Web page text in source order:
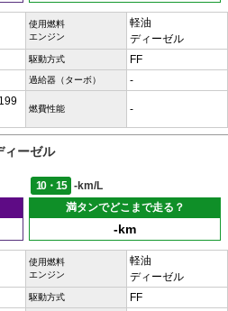
使用燃料
エンジン
軽油
ディーゼル
駆動方式 FF
過給器（ターボ） -
燃費性能 -
ィーゼル
10・15
-km/L
満タンでどこまで走る？
-km
使用燃料
エンジン
軽油
ディーゼル
駆動方式 FF